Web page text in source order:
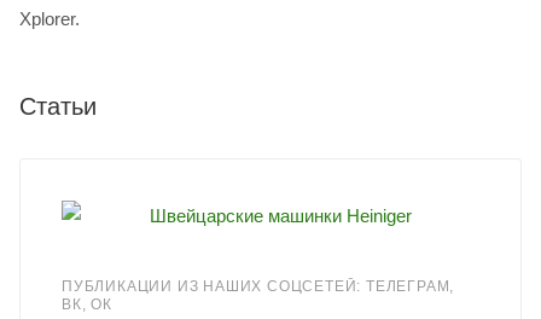
Xplorer.
Статьи
ПУБЛИКАЦИИ ИЗ НАШИХ СОЦСЕТЕЙ: ТЕЛЕГРАМ,
ВК, ОК